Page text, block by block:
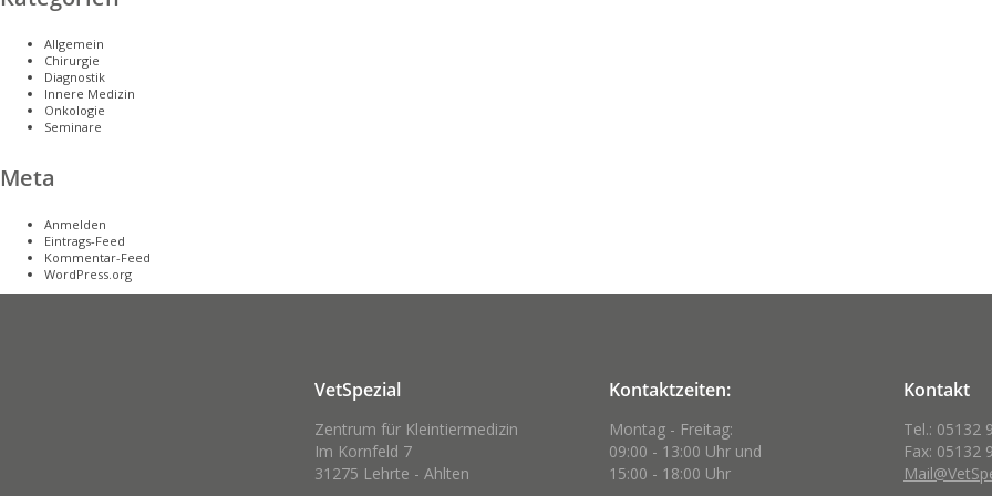
Allgemein
Chirurgie
Diagnostik
Innere Medizin
Onkologie
Seminare
Meta
Anmelden
Eintrags-Feed
Kommentar-Feed
WordPress.org
VetSpezial
Zentrum für Kleintiermedizin
Im Kornfeld 7
31275 Lehrte - Ahlten
Kontaktzeiten:
Montag - Freitag:
09:00 - 13:00 Uhr und
15:00 - 18:00 Uhr
Kontakt
Tel.: 05132
Fax: 05132